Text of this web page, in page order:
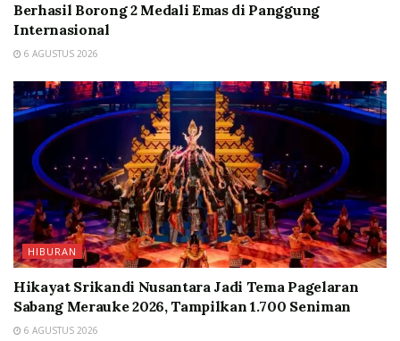
Berhasil Borong 2 Medali Emas di Panggung
Internasional
6 AGUSTUS 2026
HIBURAN
Hikayat Srikandi Nusantara Jadi Tema Pagelaran
Sabang Merauke 2026, Tampilkan 1.700 Seniman
6 AGUSTUS 2026